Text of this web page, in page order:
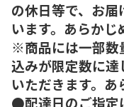
の休日等で、お
います。あらかじ
※商品には一部数
込みが限定数に
いただきます。あ
●配達日のご指定